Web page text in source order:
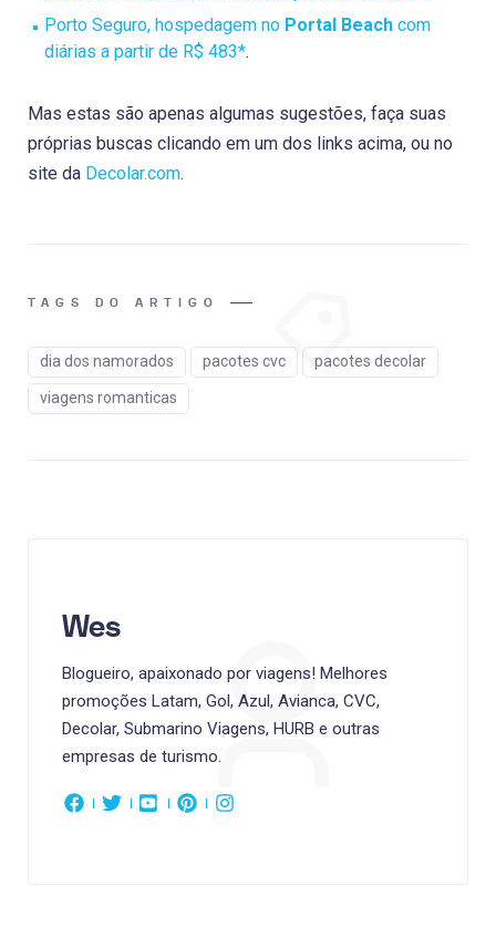
Porto Seguro, hospedagem no Portal Beach com
diárias a partir de R$ 483*.
Mas estas são apenas algumas sugestões, faça suas
próprias buscas clicando em um dos links acima, ou no
site da Decolar.com.
TAGS DO ARTIGO
dia dos namorados pacotes cvc pacotes decolar
viagens romanticas
Wes
Blogueiro, apaixonado por viagens! Melhores
promoções Latam, Gol, Azul, Avianca, CVC,
Decolar, Submarino Viagens, HURB e outras
empresas de turismo.